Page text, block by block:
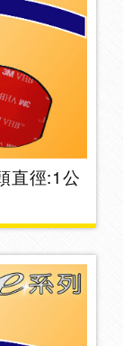
直徑:1公